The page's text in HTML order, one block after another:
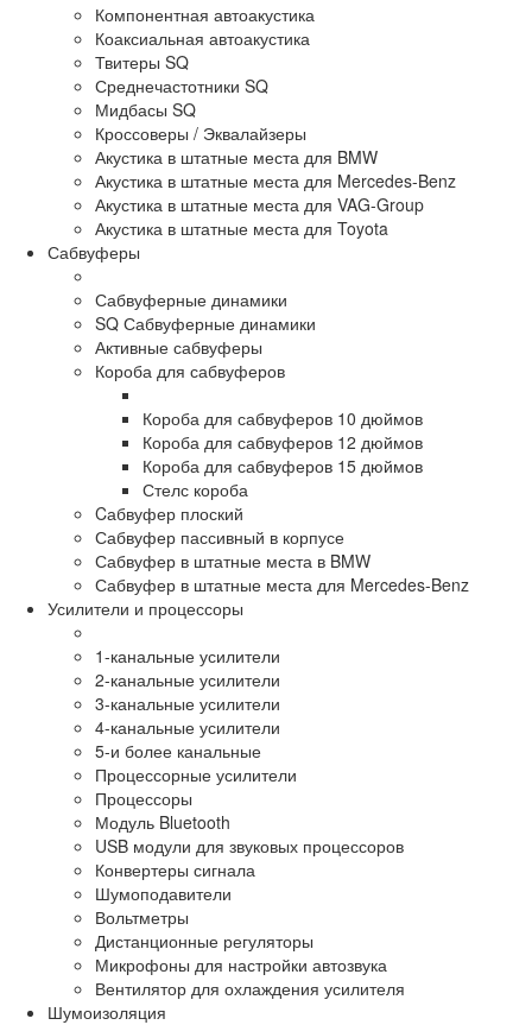
Компонентная автоакустика
Коаксиальная автоакустика
Твитеры SQ
Среднечастотники SQ
Мидбасы SQ
Кроссоверы / Эквалайзеры
Акустика в штатные места для BMW
Акустика в штатные места для Mercedes-Benz
Акустика в штатные места для VAG-Group
Акустика в штатные места для Toyota
Сабвуферы
Сабвуферные динамики
SQ Сабвуферные динамики
Активные сабвуферы
Короба для сабвуферов
Короба для сабвуферов 10 дюймов
Короба для сабвуферов 12 дюймов
Короба для сабвуферов 15 дюймов
Стелс короба
Cабвуфер плоский
Сабвуфер пассивный в корпусе
Сабвуфер в штатные места в BMW
Сабвуфер в штатные места для Mercedes-Benz
Усилители и процессоры
1-канальные усилители
2-канальные усилители
3-канальные усилители
4-канальные усилители
5-и более канальные
Процессорные усилители
Процессоры
Модуль Bluetooth
USB модули для звуковых процессоров
Конвертеры сигнала
Шумоподавители
Вольтметры
Дистанционные регуляторы
Микрофоны для настройки автозвука
Вентилятор для охлаждения усилителя
Шумоизоляция